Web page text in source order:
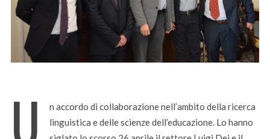
U
n accordo di collaborazione nell’ambito della ricerca
linguistica e delle scienze dell’educazione. Lo hanno